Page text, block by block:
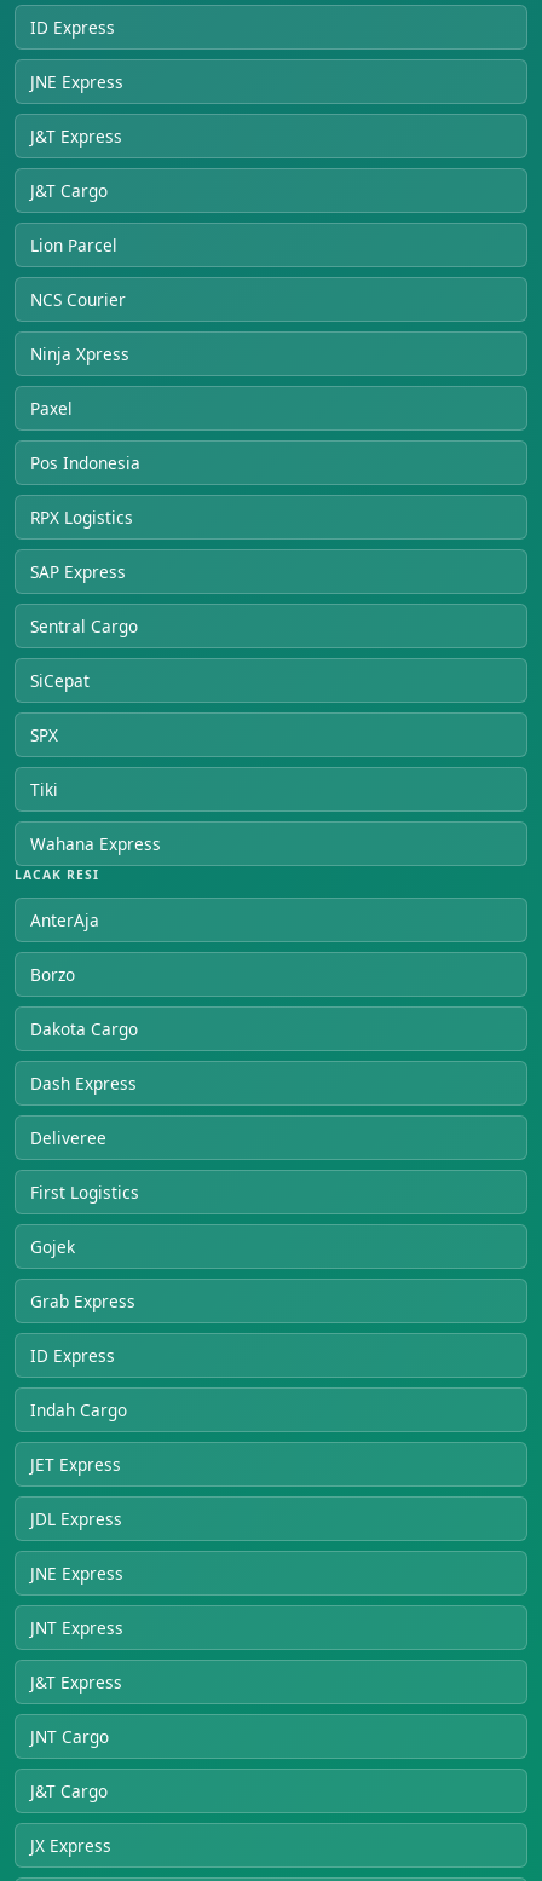
ID Express
JNE Express
J&T Express
J&T Cargo
Lion Parcel
NCS Courier
Ninja Xpress
Paxel
Pos Indonesia
RPX Logistics
SAP Express
Sentral Cargo
SiCepat
SPX
Tiki
Wahana Express
LACAK RESI
AnterAja
Borzo
Dakota Cargo
Dash Express
Deliveree
First Logistics
Gojek
Grab Express
ID Express
Indah Cargo
JET Express
JDL Express
JNE Express
JNT Express
J&T Express
JNT Cargo
J&T Cargo
JX Express